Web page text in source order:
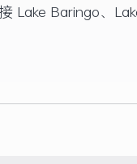
Baringo、